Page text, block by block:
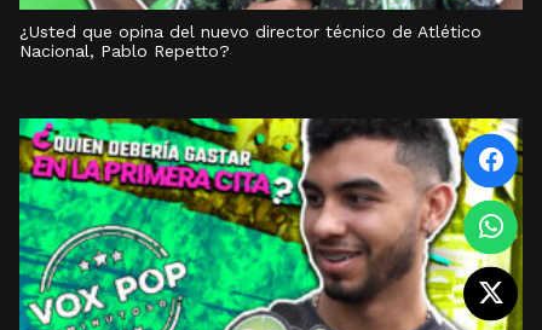
¿Usted que opina del nuevo director técnico de Atlético
Nacional, Pablo Repetto?